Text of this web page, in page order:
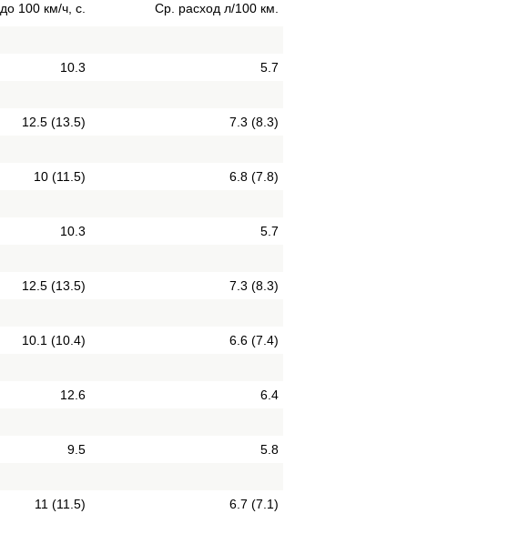
до 100 км/ч, с. Ср. расход л/100 км.
10.3
5.7
12.5 (13.5)
7.3 (8.3)
10 (11.5)
6.8 (7.8)
10.3
5.7
12.5 (13.5)
7.3 (8.3)
10.1 (10.4)
6.6 (7.4)
12.6
6.4
9.5
5.8
11 (11.5) 6.7 (7.1)